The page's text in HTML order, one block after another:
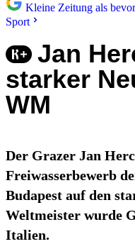
Kleine Zeitung als
Sport
Jan
starker
WM
Der Grazer Jan
Freiwasserbewerb
Budapest auf den
Weltmeister wurde
Italien.